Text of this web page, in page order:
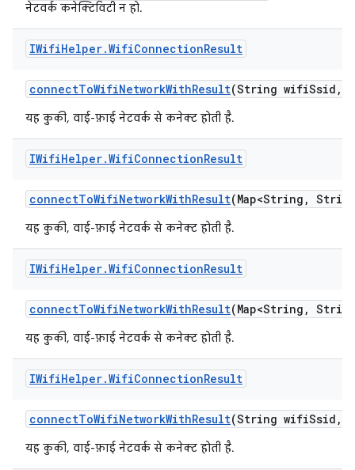
नेटवर्क कनेक्टिविटी न हो.
IWifiHelper.WifiConnectionResult
connectToWifiNetworkWithResult(String wifiSsid ,
यह कुकी, वाई-फ़ाई नेटवर्क से कनेक्ट होती है.
IWifiHelper.WifiConnectionResult
connectToWifiNetworkWithResult(Map<String ,
यह कुकी, वाई-फ़ाई नेटवर्क से कनेक्ट होती है.
IWifiHelper.WifiConnectionResult
connectToWifiNetworkWithResult(Map<String ,
यह कुकी, वाई-फ़ाई नेटवर्क से कनेक्ट होती है.
IWifiHelper.WifiConnectionResult
connectToWifiNetworkWithResult(String wifiSsid ,
यह कुकी, वाई-फ़ाई नेटवर्क से कनेक्ट होती है.